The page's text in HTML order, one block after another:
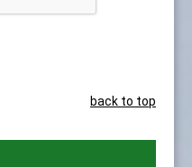
back to top